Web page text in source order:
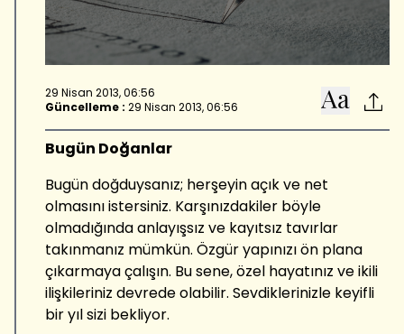
29 Nisan 2013, 06:56
Güncelleme : 29 Nisan 2013, 06:56
Bugün Doğanlar
Bugün doğduysanız; herşeyin açık ve net
olmasını istersiniz. Karşınızdakiler böyle
olmadığında anlayışsız ve kayıtsız tavırlar
takınmanız mümkün. Özgür yapınızı ön plana
çıkarmaya çalışın. Bu sene, özel hayatınız ve ikili
ilişkileriniz devrede olabilir. Sevdiklerinizle keyifli
bir yıl sizi bekliyor.